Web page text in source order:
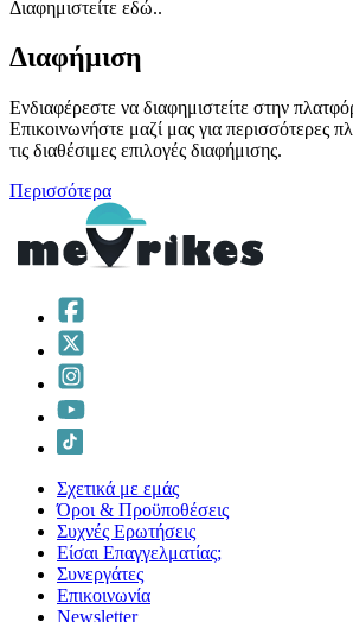
Διαφημιστείτε εδώ..
Διαφήμιση
Ενδιαφέρεστε να διαφημιστείτε στην
Επικοινωνήστε μαζί μας για περισσότερες
τις διαθέσιμες επιλογές διαφήμισης.
Περισσότερα
Σχετικά με εμάς
Όροι & Προϋποθέσεις
Συχνές Ερωτήσεις
Είσαι Επαγγελματίας;
Συνεργάτες
Επικοινωνία
Νewsletter